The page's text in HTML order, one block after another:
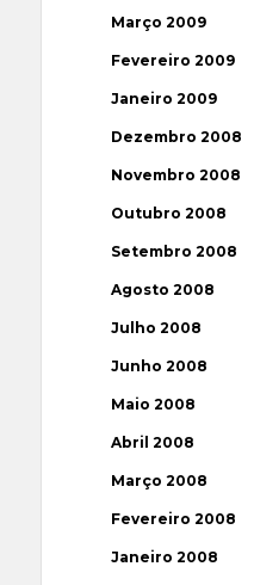
Março 2009
Fevereiro 2009
Janeiro 2009
Dezembro 2008
Novembro 2008
Outubro 2008
Setembro 2008
Agosto 2008
Julho 2008
Junho 2008
Maio 2008
Abril 2008
Março 2008
Fevereiro 2008
Janeiro 2008